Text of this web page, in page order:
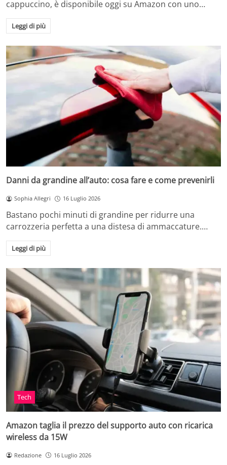
cappuccino, è disponibile oggi su Amazon con uno…
Leggi di più
Danni da grandine all’auto: cosa fare e come prevenirli
Sophia Allegri 16 Luglio 2026
Bastano pochi minuti di grandine per ridurre una
carrozzeria perfetta a una distesa di ammaccature.…
Leggi di più
Tech
Amazon taglia il prezzo del supporto auto con ricarica
wireless da 15W
Redazione 16 Luglio 2026